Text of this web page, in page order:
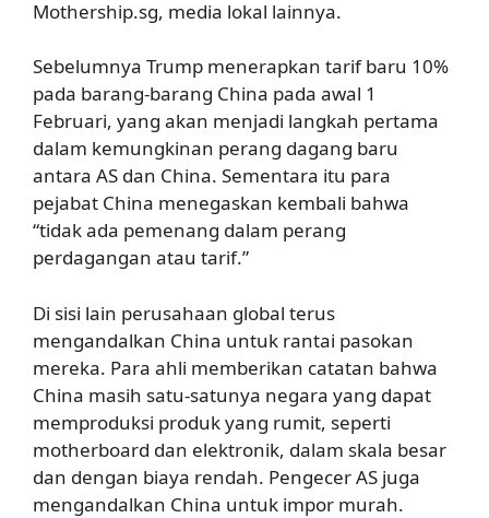
Mothership.sg, media lokal lainnya.
Sebelumnya Trump menerapkan tarif baru 10%
pada barang-barang China pada awal 1
Februari, yang akan menjadi langkah pertama
dalam kemungkinan perang dagang baru
antara AS dan China. Sementara itu para
pejabat China menegaskan kembali bahwa
“tidak ada pemenang dalam perang
perdagangan atau tarif.”
Di sisi lain perusahaan global terus
mengandalkan China untuk rantai pasokan
mereka. Para ahli memberikan catatan bahwa
China masih satu-satunya negara yang dapat
memproduksi produk yang rumit, seperti
motherboard dan elektronik, dalam skala besar
dan dengan biaya rendah. Pengecer AS juga
mengandalkan China untuk impor murah.